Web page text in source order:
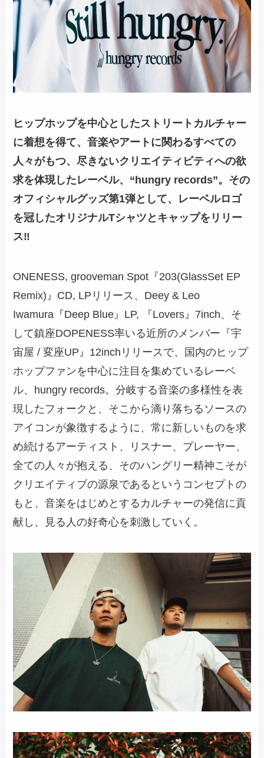
ヒップホップを中心としたストリートカルチャー
に着想を得て、音楽やアートに関わるすべての
人々がもつ、尽きないクリエイティビティへの欲
求を体現したレーベル、“hungry records”。その
オフィシャルグッズ第1弾として、レーベルロゴ
を冠したオリジナルTシャツとキャップをリリー
ス‼
ONENESS, grooveman Spot『203(GlassSet EP
Remix)』CD, LPリリース、Deey & Leo
Iwamura『Deep Blue』LP, 『Lovers』7inch、そ
して鎮座DOPENESS率いる近所のメンバー『宇
宙屋 / 変座UP』12inchリリースで、国内のヒップ
ホップファンを中心に注目を集めているレーベ
ル、hungry records。分岐する音楽の多様性を表
現したフォークと、そこから滴り落ちるソースの
アイコンが象徴するように、常に新しいものを求
め続けるアーティスト、リスナー、プレーヤー、
全ての人々が抱える、そのハングリー精神こそが
クリエイティブの源泉であるというコンセプトの
もと、音楽をはじめとするカルチャーの発信に貢
献し、見る人の好奇心を刺激していく。